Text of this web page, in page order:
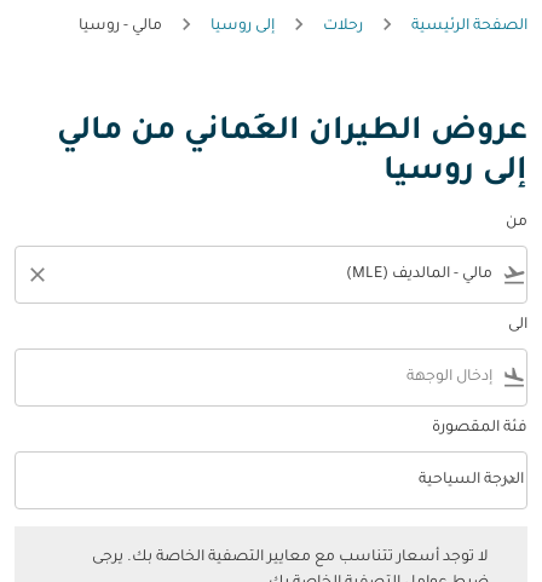
الصفحة الرئيسية رحلات إلى روسيا مالي - روسيا
عروض الطيران العُماني من مالي
إلى روسيا
من
flight_takeoff
close
الى
flight_land
فئة المقصورة
فئة المقصورة option الدرجة السياحية Selected
الدرجة السياحية
keyboard_arrow_down
لا توجد أسعار تتناسب مع معايير التصفية الخاصة بك. يرجى